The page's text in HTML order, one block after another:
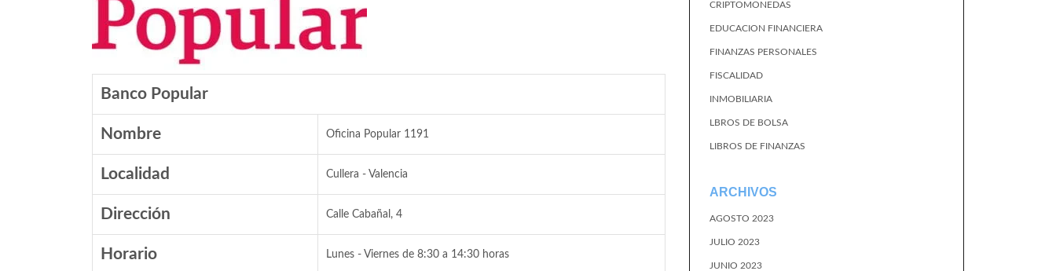
Banco Popular
Nombre Oficina Popular 1191
Localidad Cullera - Valencia
Dirección Calle Cabañal, 4
Horario Lunes - Viernes de 8:30 a 14:30 horas
CRIPTOMONEDAS
EDUCACION FINANCIERA
FINANZAS PERSONALES
FISCALIDAD
INMOBILIARIA
LBROS DE BOLSA
LIBROS DE FINANZAS
ARCHIVOS
AGOSTO 2023
JULIO 2023
JUNIO 2023